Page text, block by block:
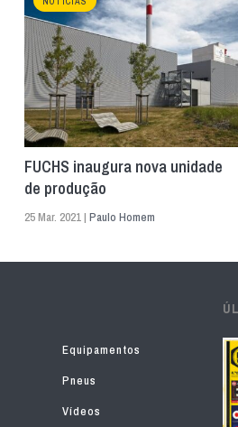
FUCHS inaugura nova unidade
de produção
25 Mar. 2021 | Paulo Homem
Equipamentos
Pneus
Vídeos